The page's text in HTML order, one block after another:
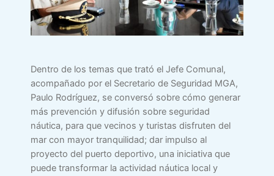
Dentro de los temas que trató el Jefe Comunal,
acompañado por el Secretario de Seguridad MGA,
Paulo Rodríguez, se conversó sobre cómo generar
más prevención y difusión sobre seguridad
náutica, para que vecinos y turistas disfruten del
mar con mayor tranquilidad; dar impulso al
proyecto del puerto deportivo, una iniciativa que
puede transformar la actividad náutica local y